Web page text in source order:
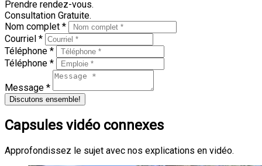
Prendre rendez-vous.
Consultation Gratuite.
Nom complet *
Courriel *
Téléphone *
Téléphone *
Message *
Discutons ensemble!
Capsules vidéo connexes
Approfondissez le sujet avec nos explications en vidéo.